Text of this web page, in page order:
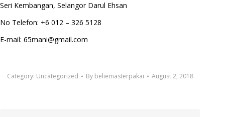
Seri Kembangan, Selangor Darul Ehsan
No Telefon: +6 012 – 326 5128
E-mail: 65mani@gmail.com
Category: Uncategorized By beliemasterpakai August 2, 2018